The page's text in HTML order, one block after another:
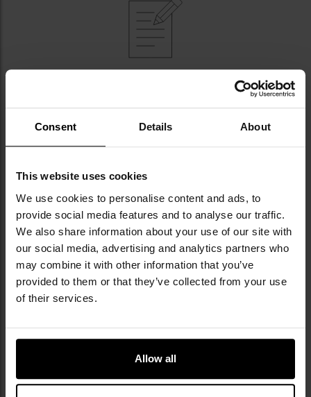
Consent Details About
This website uses cookies
We use cookies to personalise content and ads, to
provide social media features and to analyse our traffic.
We also share information about your use of our site with
our social media, advertising and analytics partners who
may combine it with other information that you’ve
provided to them or that they’ve collected from your use
of their services.
Allow all
ilość kanałów: 3000
antena Dual-Band 21cm
3000 kanałów w pamięci
klasa wodoszczelnośći IP67
praca z shiftem (dla przemienników)
krok 6.25
blokada klawiatury
możliwość programowania z klawiatury lub z
komputera
Informacja o producencie i bezpieczeństwo